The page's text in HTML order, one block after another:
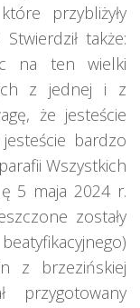
przybliżyły
także:
na ten wielki
z jednej i z
że jesteście
bardzo
Wszystkich
5 maja 2024 r.
zostały
z brzezińskiej
przygotowany